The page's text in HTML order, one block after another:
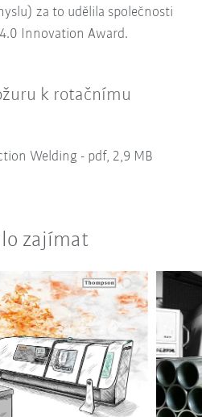
za to udělila společnosti
Innovation Award.
k rotačnímu
Welding - pdf, 2,9 MB
zajímat